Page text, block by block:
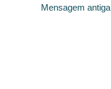
Mensagem antiga